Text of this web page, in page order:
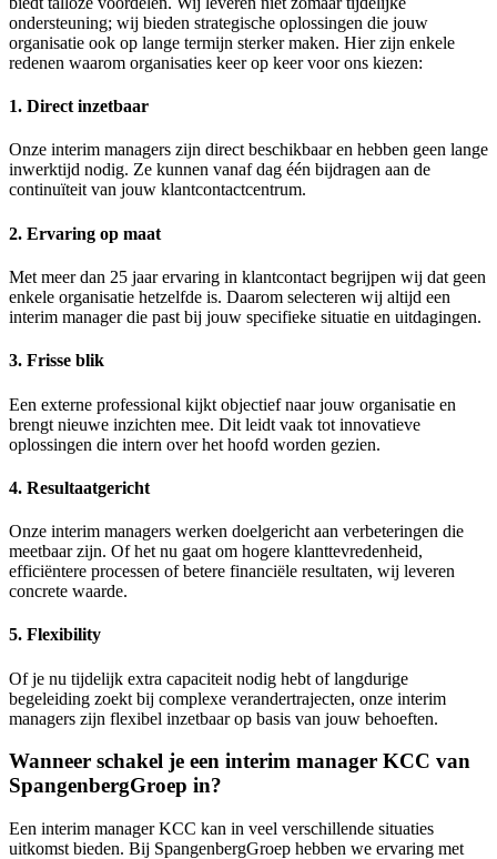
ondersteuning; wij bieden strategische oplossingen die jouw
organisatie ook op lange termijn sterker maken. Hier zijn enkele
redenen waarom organisaties keer op keer voor ons kiezen:
1. Direct inzetbaar
Onze interim managers zijn direct beschikbaar en hebben geen lange
inwerktijd nodig. Ze kunnen vanaf dag één bijdragen aan de
continuïteit van jouw klantcontactcentrum.
2. Ervaring op maat
Met meer dan 25 jaar ervaring in klantcontact begrijpen wij dat geen
enkele organisatie hetzelfde is. Daarom selecteren wij altijd een
interim manager die past bij jouw specifieke situatie en uitdagingen.
3. Frisse blik
Een externe professional kijkt objectief naar jouw organisatie en
brengt nieuwe inzichten mee. Dit leidt vaak tot innovatieve
oplossingen die intern over het hoofd worden gezien.
4. Resultaatgericht
Onze interim managers werken doelgericht aan verbeteringen die
meetbaar zijn. Of het nu gaat om hogere klanttevredenheid,
efficiëntere processen of betere financiële resultaten, wij leveren
concrete waarde.
5. Flexibility
Of je nu tijdelijk extra capaciteit nodig hebt of langdurige
begeleiding zoekt bij complexe verandertrajecten, onze interim
managers zijn flexibel inzetbaar op basis van jouw behoeften.
Wanneer schakel je een interim manager KCC van
SpangenbergGroep in?
Een interim manager KCC kan in veel verschillende situaties
uitkomst bieden. Bij SpangenbergGroep hebben we ervaring met